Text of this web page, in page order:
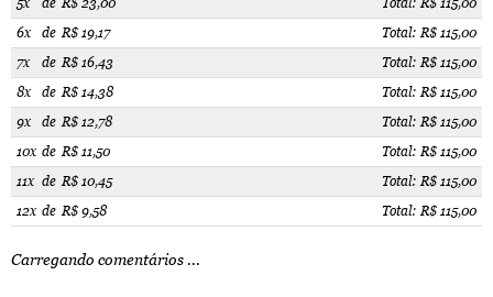
5x
de R$ 23,00
Total: R$ 115,00
6x
de R$ 19,17
Total: R$ 115,00
7x
de R$ 16,43
Total: R$ 115,00
8x
de R$ 14,38
Total: R$ 115,00
9x
de R$ 12,78
Total: R$ 115,00
10x de R$ 11,50
Total: R$ 115,00
11x de R$ 10,45
Total: R$ 115,00
12x de R$ 9,58 Total: R$ 115,00
Carregando comentários ...